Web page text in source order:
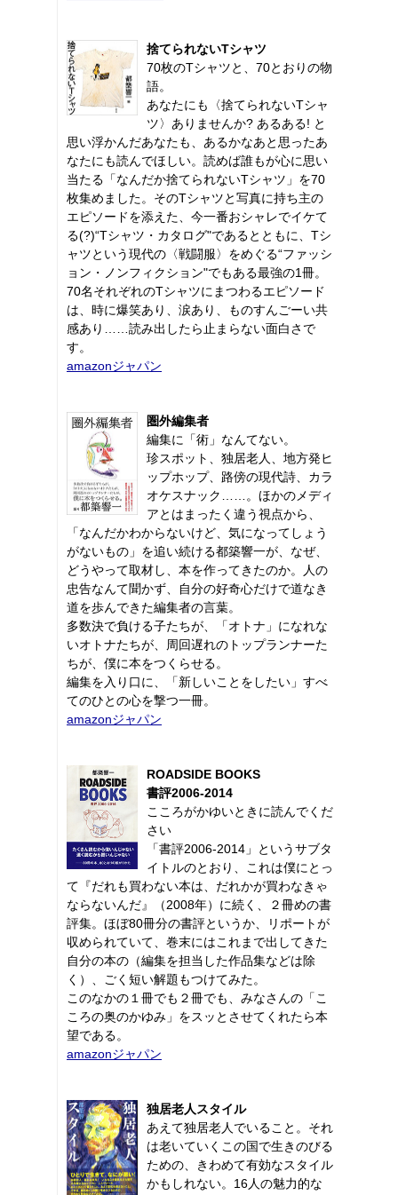
捨てられないTシャツ
70枚のTシャツと、70とおりの物
語。
あなたにも〈捨てられないTシャ
ツ〉ありませんか? あるある! と
思い浮かんだあなたも、あるかなあと思ったあ
なたにも読んでほしい。読めば誰もが心に思い
当たる「なんだか捨てられないTシャツ」を70
枚集めました。そのTシャツと写真に持ち主の
エピソードを添えた、今一番おシャレでイケて
る(?)“Tシャツ・カタログ"であるとともに、Tシ
ャツという現代の〈戦闘服〉をめぐる“ファッシ
ョン・ノンフィクション"でもある最強の1冊。
70名それぞれのTシャツにまつわるエピソード
は、時に爆笑あり、涙あり、ものすんごーい共
感あり……読み出したら止まらない面白さで
す。
amazonジャパン
圏外編集者
編集に「術」なんてない。
珍スポット、独居老人、地方発ヒ
ップホップ、路傍の現代詩、カラ
オケスナック……。ほかのメディ
アとはまったく違う視点から、
「なんだかわからないけど、気になってしょう
がないもの」を追い続ける都築響一が、なぜ、
どうやって取材し、本を作ってきたのか。人の
忠告なんて聞かず、自分の好奇心だけで道なき
道を歩んできた編集者の言葉。
多数決で負ける子たちが、「オトナ」になれな
いオトナたちが、周回遅れのトップランナーた
ちが、僕に本をつくらせる。
編集を入り口に、「新しいことをしたい」すべ
てのひとの心を撃つ一冊。
amazonジャパン
ROADSIDE BOOKS
書評2006-2014
こころがかゆいときに読んでくだ
さい
「書評2006-2014」というサブタ
イトルのとおり、これは僕にとっ
て『だれも買わない本は、だれかが買わなきゃ
ならないんだ』（2008年）に続く、２冊めの書
評集。ほぼ80冊分の書評というか、リポートが
収められていて、巻末にはこれまで出してきた
自分の本の（編集を担当した作品集などは除
く）、ごく短い解題もつけてみた。
このなかの１冊でも２冊でも、みなさんの「こ
ころの奥のかゆみ」をスッとさせてくれたら本
望である。
amazonジャパン
独居老人スタイル
あえて独居老人でいること。それ
は老いていくこの国で生きのびる
ための、きわめて有効なスタイル
かもしれない。16人の魅力的な